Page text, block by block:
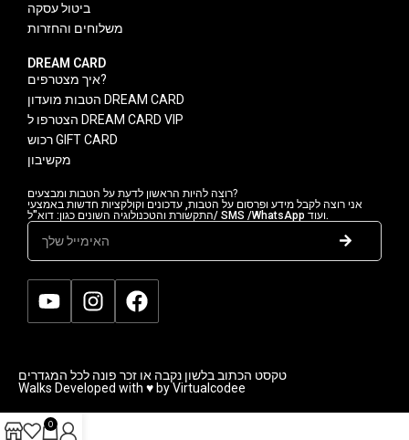
ביטול עסקה
משלוחים והחזרות
DREAM CARD
איך מצטרפים?
הטבות מועדון DREAM CARD
הצטרפו ל DREAM CARD VIP
רכוש GIFT CARD
מקשיבון
רוצה להיות הראשון לדעת על הטבות ומבצעים?
אני רוצה לקבל מידע ופרסום על הטבות, עדכונים וקולקציות חדשות באמצעי
התקשורת והטכנולוגיה השונים כגון: דוא"ל/ SMS /WhatsApp ועוד.
טקסט הכתוב בלשון נקבה או זכר פונה לכל המגדרים
Walks Developed with ♥ by Virtualcodee
0